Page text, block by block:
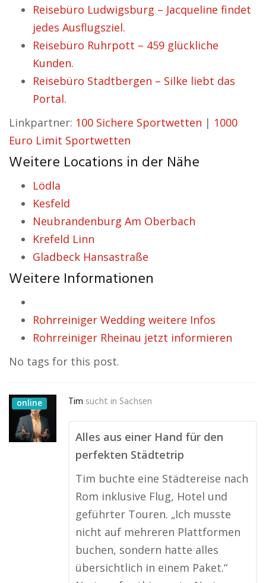
Reisebüro Ludwigsburg – Jacqueline findet
jedes Ausflugsziel.
Reisebüro Ruhrpott – 459 glückliche
Kunden.
Reisebüro Stadtbergen – Silke liebt das
Portal.
Linkpartner: 100 Sichere Sportwetten | 1000
Euro Limit Sportwetten
Weitere Locations in der Nähe
Lödla
Kesfeld
Neubrandenburg Am Oberbach
Krefeld Linn
Gladbeck Hansastraße
Weitere Informationen
Rohrreiniger Wedding weitere Infos
Rohrreiniger Rheinau jetzt informieren
No tags for this post.
online Tim sucht in Sachsen
Alles aus einer Hand für den
perfekten Städtetrip
Tim buchte eine Städtereise nach
Rom inklusive Flug, Hotel und
geführter Touren. „Ich musste
nicht auf mehreren Plattformen
buchen, sondern hatte alles
übersichtlich in einem Paket.“